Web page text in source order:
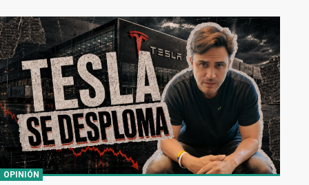
OPINIÓN